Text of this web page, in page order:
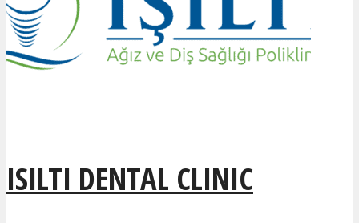
ISILTI DENTAL CLINIC